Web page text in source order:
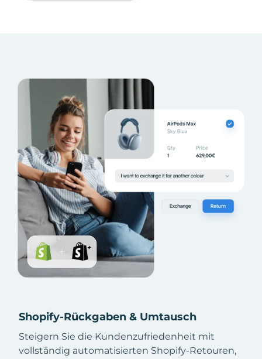
Shopify-Rückgaben & Umtausch
Steigern Sie die Kundenzufriedenheit mit
vollständig automatisierten Shopify-Retouren,